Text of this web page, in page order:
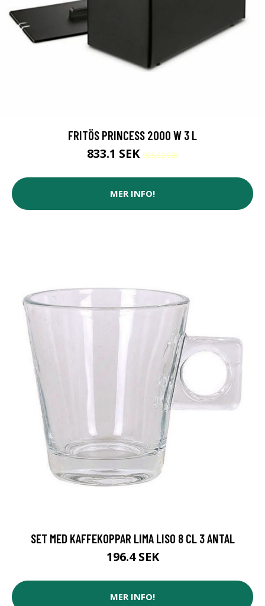
FRITÖS PRINCESS 2000 W 3 L
833.1 SEK 928.22 SEK
MER INFO!
SET MED KAFFEKOPPAR LIMA LISO 8 CL 3 ANTAL
196.4 SEK
MER INFO!